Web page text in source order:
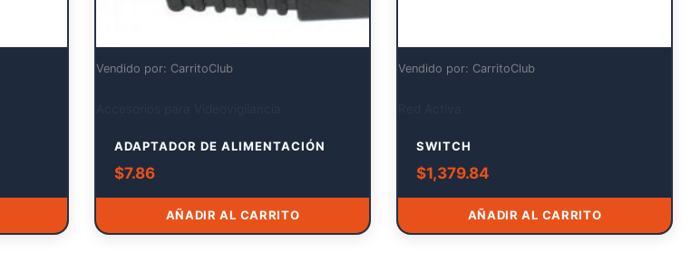
Vendido por: CarritoClub
ADAPTADOR DE ALIMENTACIÓN
$7.86
AÑADIR AL CARRITO
Vendido por: CarritoClub
SWITCH
$1,379.84
AÑADIR AL CARRITO